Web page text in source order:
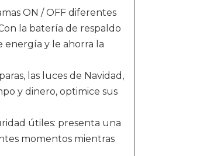
ON / OFF diferentes
la batería de respaldo
y le ahorra la
las luces de Navidad,
y dinero, optimice sus
útiles: presenta una
momentos mientras